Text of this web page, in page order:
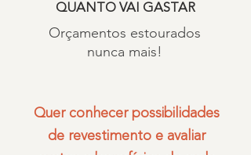
QUANTO VAI GASTAR
Orçamentos estourados
nunca mais!
Quer conhecer possibilidades
de revestimento e avaliar